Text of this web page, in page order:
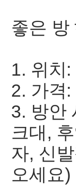
좋은 방
1. 위치
2. 가격
3. 방안
크대,
자, 신
오세요)